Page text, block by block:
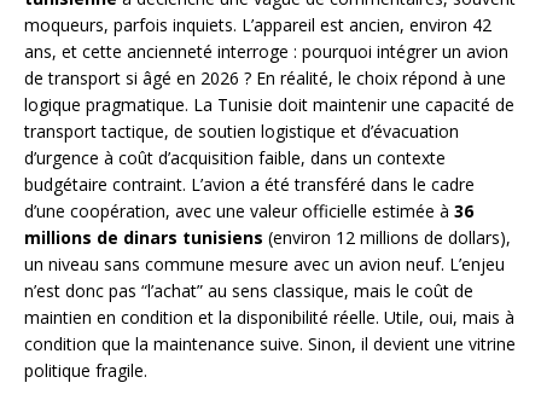
moqueurs, parfois inquiets. L’appareil est ancien, environ 42
ans, et cette ancienneté interroge : pourquoi intégrer un avion
de transport si âgé en 2026 ? En réalité, le choix répond à une
logique pragmatique. La Tunisie doit maintenir une capacité de
transport tactique, de soutien logistique et d’évacuation
d’urgence à coût d’acquisition faible, dans un contexte
budgétaire contraint. L’avion a été transféré dans le cadre
d’une coopération, avec une valeur officielle estimée à 36
millions de dinars tunisiens (environ 12 millions de dollars),
un niveau sans commune mesure avec un avion neuf. L’enjeu
n’est donc pas “l’achat” au sens classique, mais le coût de
maintien en condition et la disponibilité réelle. Utile, oui, mais à
condition que la maintenance suive. Sinon, il devient une vitrine
politique fragile.